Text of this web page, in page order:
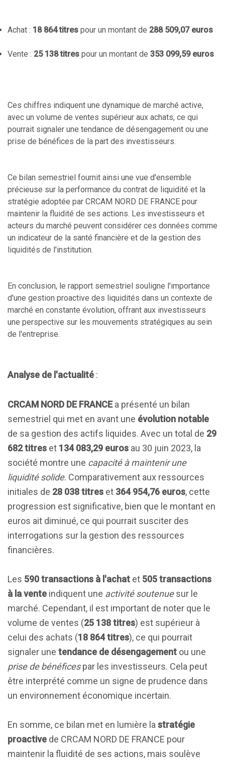
Achat : 18 864 titres pour un montant de 288 509,07 euros
Vente : 25 138 titres pour un montant de 353 099,59 euros
Ces chiffres indiquent une dynamique de marché active,
avec un volume de ventes supérieur aux achats, ce qui
pourrait signaler une tendance de désengagement ou une
prise de bénéfices de la part des investisseurs.
Ce bilan semestriel fournit ainsi une vue d'ensemble
précieuse sur la performance du contrat de liquidité et la
stratégie adoptée par CRCAM NORD DE FRANCE pour
maintenir la fluidité de ses actions. Les investisseurs et
acteurs du marché peuvent considérer ces données comme
un indicateur de la santé financière et de la gestion des
liquidités de l'institution.
En conclusion, le rapport semestriel souligne l'importance
d'une gestion proactive des liquidités dans un contexte de
marché en constante évolution, offrant aux investisseurs
une perspective sur les mouvements stratégiques au sein
de l'entreprise.
Analyse de l'actualité :
CRCAM NORD DE FRANCEa présenté un bilan
semestriel qui met en avant une évolution notable
de sa gestion des actifs liquides. Avec un total de 29
682 titres et 134 083,29 euros au 30 juin 2023, la
société montre une capacité à maintenir une
liquidité solide. Comparativement aux ressources
initiales de 28 038 titres et 364 954,76 euros, cette
progression est significative, bien que le montant en
euros ait diminué, ce qui pourrait susciter des
interrogations sur la gestion des ressources
financières.
Les 590 transactions à l'achat et 505 transactions
à la vente indiquent une activité soutenuesur le
marché. Cependant, il est important de noter que le
volume de ventes (25 138 titres) est supérieur à
celui des achats (18 864 titres), ce qui pourrait
signaler une tendance de désengagement ou une
prise de bénéficespar les investisseurs. Cela peut
être interprété comme un signe de prudence dans
un environnement économique incertain.
En somme, ce bilan met en lumière la stratégie
proactive de CRCAM NORD DE FRANCE pour
maintenir la fluidité de ses actions, mais soulève